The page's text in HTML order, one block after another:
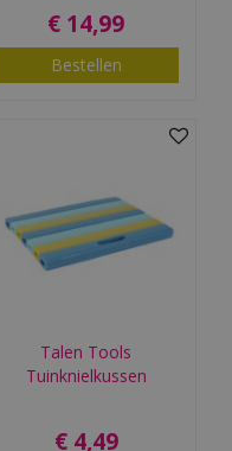
€ 14,99
Bestellen
Talen Tools
Tuinknielkussen
€ 4,49